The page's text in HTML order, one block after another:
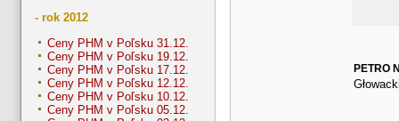
- rok 2012
Ceny PHM v Poľsku 31.12.
Ceny PHM v Poľsku 19.12.
Ceny PHM v Poľsku 17.12.
Ceny PHM v Poľsku 12.12.
Ceny PHM v Poľsku 10.12.
Ceny PHM v Poľsku 05.12.
PETRO